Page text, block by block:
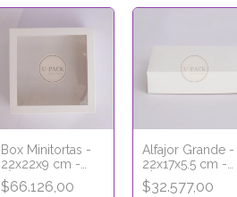
Box Minitortas -
22x22x9 cm -
LÍNEA PREMIUM
$66.126,00
Alfajor Grande -
22x17x5.5 cm -
LÍNEA PREMIUM
$32.577,00